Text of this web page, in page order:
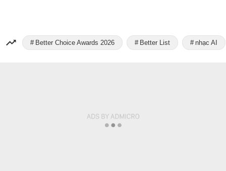
Better Choice Awards 2026 Better List nhạc AI